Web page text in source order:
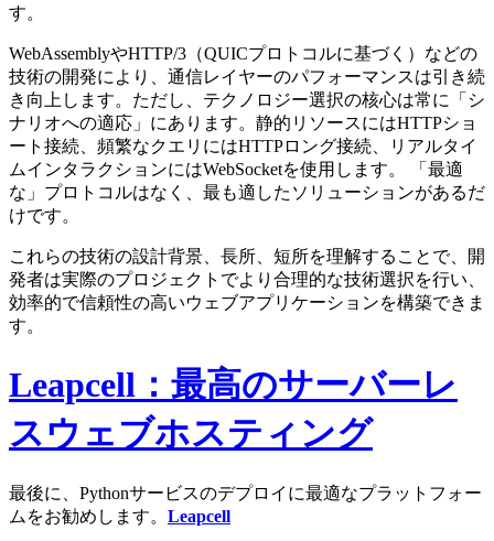
す。
WebAssemblyやHTTP/3（QUICプロトコルに基づく）などの
技術の開発により、通信レイヤーのパフォーマンスは引き続
き向上します。ただし、テクノロジー選択の核心は常に「シ
ナリオへの適応」にあります。静的リソースにはHTTPショ
ート接続、頻繁なクエリにはHTTPロング接続、リアルタイ
ムインタラクションにはWebSocketを使用します。 「最適
な」プロトコルはなく、最も適したソリューションがあるだ
けです。
これらの技術の設計背景、長所、短所を理解することで、開
発者は実際のプロジェクトでより合理的な技術選択を行い、
効率的で信頼性の高いウェブアプリケーションを構築できま
す。
Leapcell：最高のサーバーレ
スウェブホスティング
最後に、Pythonサービスのデプロイに最適なプラットフォー
ムをお勧めします。 Leapcell